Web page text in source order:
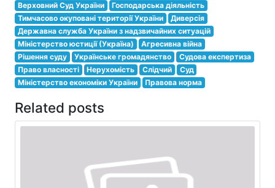
Верховний Суд України
Господарська діяльність
Тимчасово окуповані території України
Диверсія
Державна служба України з надзвичайних ситуацій
Міністерство юстиції (Україна)
Агресивна війна
Рішення суду
Українське громадянство
Судова експертиза
Право власності
Нерухомість Слідчий
Суд
Міністерство економіки України
Правова норма
Related posts